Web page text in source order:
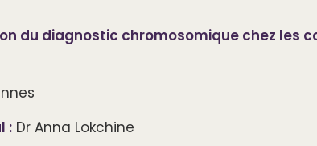
du diagnostic chromosomique chez
: Dr Anna Lokchine